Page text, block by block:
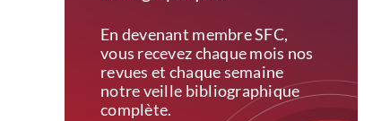
En devenant membre SFC,
vous recevez chaque mois nos
revues et chaque semaine
notre veille bibliographique
complète.